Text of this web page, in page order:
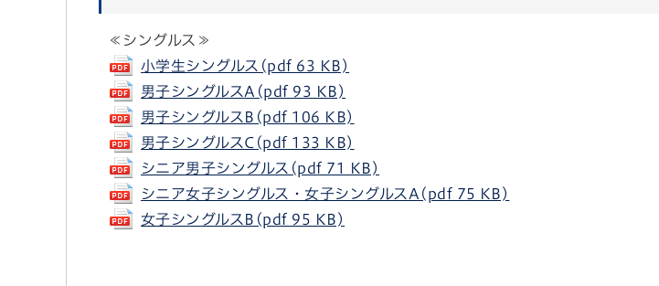
≪シングルス≫
小学生シングルス(pdf 63 KB)
男子シングルスA(pdf 93 KB)
男子シングルスB(pdf 106 KB)
男子シングルスC(pdf 133 KB)
シニア男子シングルス(pdf 71 KB)
シニア女子シングルス・女子シングルスA(pdf 75 KB)
女子シングルスB(pdf 95 KB)